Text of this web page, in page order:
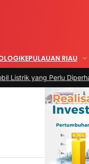
KEPULAUAN RIAU
Perlu Diperhatikan|#3 -